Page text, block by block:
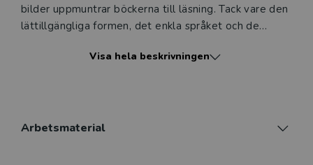
bilder uppmuntrar böckerna till läsning. Tack vare den
lättillgängliga formen, det enkla språket och de
yngre som äldre läsare.
enkla diagram, som i en traditionell faktabok. Färg och
Visa hela beskrivningen
Arbetsmaterial